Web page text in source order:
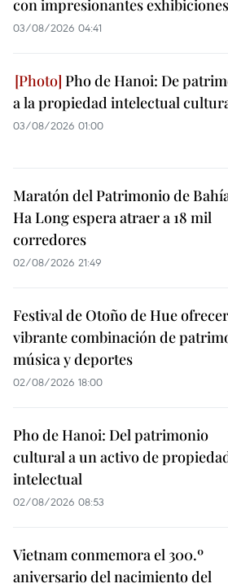
con impresionantes exhibiciones
03/08/2026 04:41
Pho de Hanoi: De
a la propiedad intelectual
03/08/2026 01:00
Maratón del Patrimonio de
Ha Long espera atraer a 18 mil
corredores
02/08/2026 21:49
Festival de Otoño de Hue
vibrante combinación de
música y deportes
02/08/2026 18:00
Pho de Hanoi: Del patrimonio
cultural a un activo de
intelectual
02/08/2026 08:53
Vietnam conmemora el 300.º
aniversario del nacimiento del